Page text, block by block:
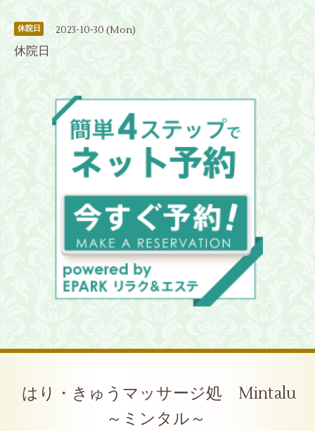
休院日 2023-10-30 (Mon)
休院日
はり・きゅうマッサージ処 Mintalu
～ミンタル～